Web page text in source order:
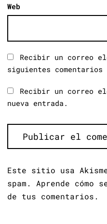
Web
Recibir un correo
siguientes
Recibir un correo
nueva entrada.
Este sitio usa
spam. Aprende cómo
de tus comentarios.